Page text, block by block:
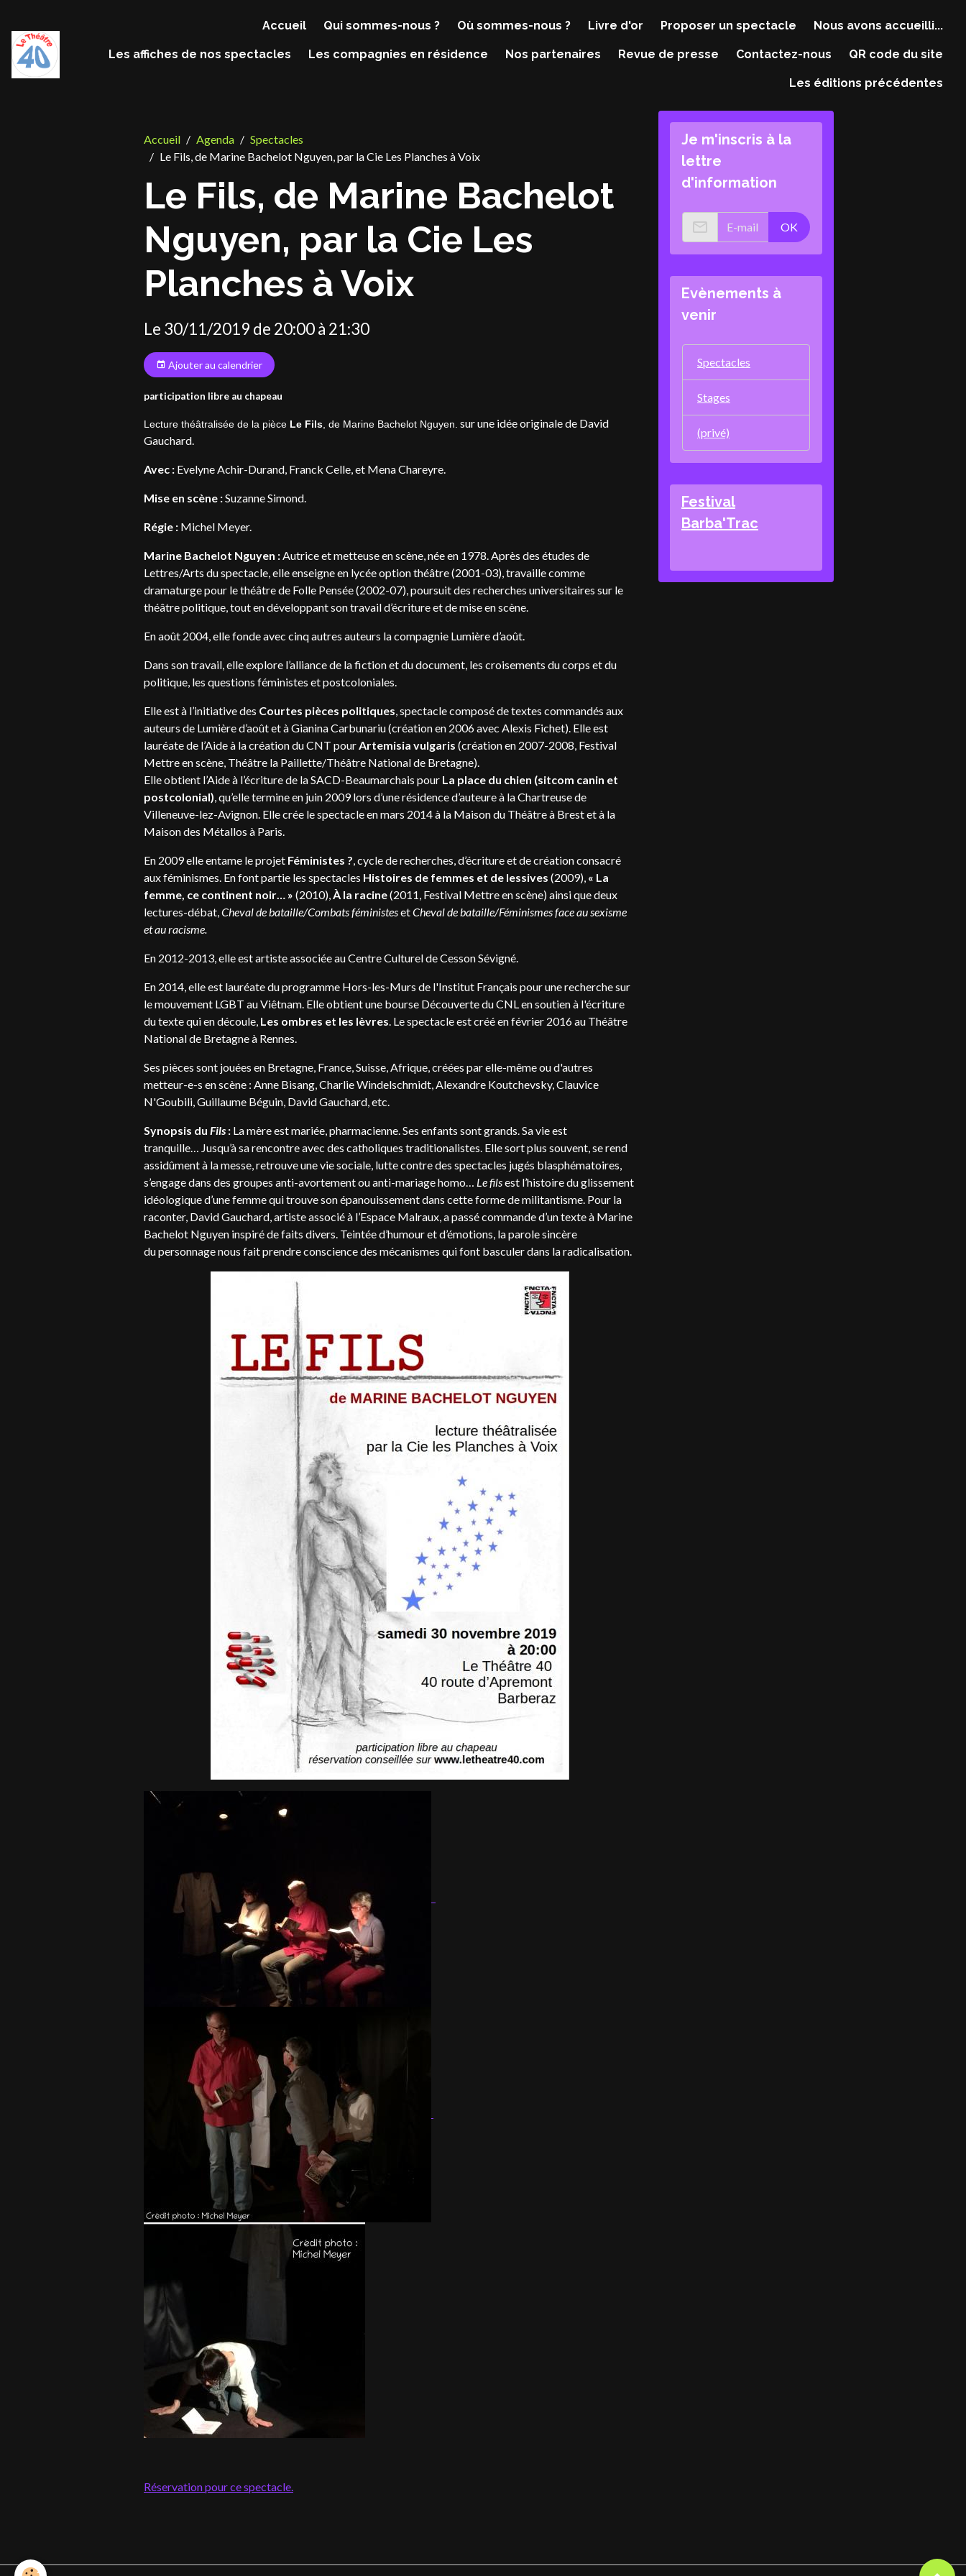
Accueil Qui sommes-nous ? Où sommes-nous ? Livre d'or Proposer un spectacle Nous avons accueilli...
Les affiches de nos spectacles Les compagnies en résidence Nos partenaires Revue de presse Contactez-nous QR code du site
Les éditions précédentes
Accueil Agenda
Spectacles
Le Fils, de Marine Bachelot Nguyen, par la Cie Les Planches à Voix
Le Fils, de Marine Bachelot
Nguyen, par la Cie Les
Planches à Voix
Le 30/11/2019 de 20:00à 21:30
Ajouter au calendrier
participation libre au chapeau
Lecture théâtralisée de la pièce Le Fils , de Marine Bachelot Nguyen. sur une idée originale de David
Gauchard.
Avec : Evelyne Achir-Durand, Franck Celle, et Mena Chareyre.
Mise en scène :Suzanne Simond.
Régie : Michel Meyer.
Marine Bachelot Nguyen :Autrice et metteuse en scène, née en 1978. Après des études de
Lettres/Arts du spectacle, elle enseigne en lycée option théâtre (2001-03), travaille comme
dramaturge pour le théâtre de Folle Pensée (2002-07), poursuit des recherches universitaires sur le
théâtre politique, tout en développant son travail d’écriture et de mise en scène.
En août 2004, elle fonde avec cinq autres auteurs la compagnie Lumière d’août.
Dans son travail, elle explore l’alliance de la fiction et du document, les croisements du corps et du
politique, les questions féministes et postcoloniales.
Elle est à l’initiative des Courtes pièces politiques, spectacle composé de textes commandés aux
auteurs de Lumière d’août et à Gianina Carbunariu (création en 2006 avec Alexis Fichet). Elle est
lauréate de l’Aide à la création du CNT pourArtemisia vulgaris (création en 2007-2008, Festival
Mettre en scène, Théâtre la Paillette/Théâtre National de Bretagne).
Elle obtient l’Aide à l’écriture de la SACD-Beaumarchais pour La place du chien (sitcom canin et
postcolonial), qu’elle termine en juin 2009 lors d’une résidence d’auteure à la Chartreuse de
Villeneuve-lez-Avignon. Elle crée le spectacle en mars 2014 à la Maison du Théâtre à Brest et à la
Maison des Métallos à Paris.
En 2009 elle entame le projet Féministes ?, cycle de recherches, d’écriture et de création consacré
aux féminismes. En font partie les spectacles Histoires de femmes et de lessives (2009), « La
femme, ce continent noir… » (2010),À la racine(2011, Festival Mettre en scène) ainsi que deux
lectures-débat,Cheval de bataille/Combats féministesetCheval de bataille/Féminismes face au sexisme
et au racisme.
En 2012-2013, elle est artiste associée au Centre Culturel de Cesson Sévigné.
En 2014, elle est lauréate du programme Hors-les-Murs de l'Institut Français pour une recherche sur
le mouvement LGBT au Viêtnam. Elle obtient une bourse Découverte du CNL en soutien à l'écriture
du texte qui en découle, Les ombres et les lèvres. Le spectacle est créé en février 2016 au Théâtre
National de Bretagne à Rennes.
Ses pièces sont jouées en Bretagne, France, Suisse, Afrique, créées par elle-même ou d'autres
metteur-e-s en scène : Anne Bisang, Charlie Windelschmidt, Alexandre Koutchevsky, Clauvice
N'Goubili, Guillaume Béguin, David Gauchard, etc.
Synopsis du Fils : La mère est mariée, pharmacienne. Ses enfants sont grands. Sa vie est
tranquille… Jusqu’à sa rencontre avec des catholiques traditionalistes. Elle sort plus souvent, se rend
assidûment à la messe, retrouve une vie sociale, lutte contre des spectacles jugés blasphématoires,
s’engage dans des groupes anti-avortement ou anti-mariage homo… Le filsest l’histoire du glissement
idéologique d’une femme qui trouve son épanouissement dans cette forme de militantisme. Pour la
raconter, David Gauchard, artiste associé à l’Espace Malraux, a passé commande d’un texte à Marine
Bachelot Nguyen inspiré de faits divers. Teintée d’humour et d’émotions, la parole sincère
du personnage nous fait prendre conscience des mécanismes qui font basculer dans la radicalisation.
Réservation pour ce spectacle.
Je m'inscris à la
lettre
d'information
OK
Evènements à
venir
Spectacles
Stages
(privé)
Festival
Barba'Trac